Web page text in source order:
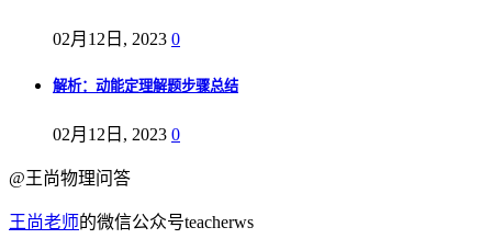
02月12日, 2023 0
解析：动能定理解题步骤总结
02月12日, 2023 0
@王尚物理问答
王尚老师的微信公众号teacherws